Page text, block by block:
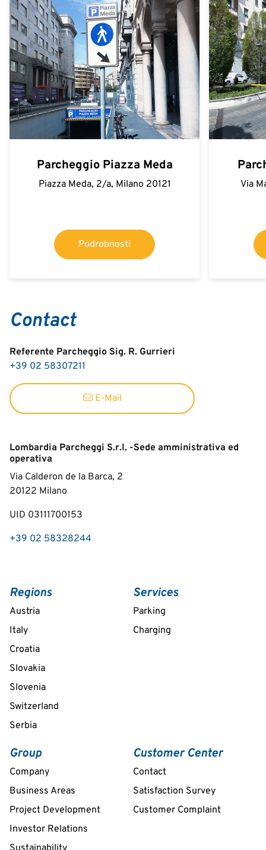
Parcheggio Piazza Meda
Piazza Meda, 2/a, Milano 20121
Podrobnosti
Via
Contact
Referente Parcheggio Sig. R. Gurrieri
+39 02 58307211
E-Mail
Lombardia Parcheggi S.r.l. -Sede amministrativa ed
operativa
Via Calderon de la Barca, 2
20122 Milano
UID 03111700153
+39 02 58328244
Regions
Austria
Italy
Croatia
Slovakia
Slovenia
Switzerland
Serbia
Services
Parking
Charging
Group
Company
Business Areas
Project Development
Investor Relations
Customer Center
Contact
Satisfaction Survey
Customer Complaint